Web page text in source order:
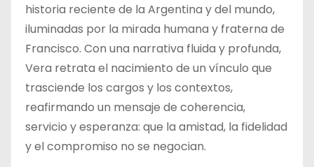
historia reciente de la Argentina y del mundo,
iluminadas por la mirada humana y fraterna de
Francisco. Con una narrativa fluida y profunda,
Vera retrata el nacimiento de un vínculo que
trasciende los cargos y los contextos,
reafirmando un mensaje de coherencia,
servicio y esperanza: que la amistad, la fidelidad
y el compromiso no se negocian.